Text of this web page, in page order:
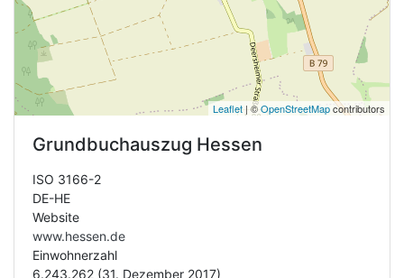
Leaflet | ©OpenStreetMapcontributors
Grundbuchauszug Hessen
ISO 3166-2
DE-HE
Website
www.hessen.de
Einwohnerzahl
6.243.262 (31. Dezember 2017)